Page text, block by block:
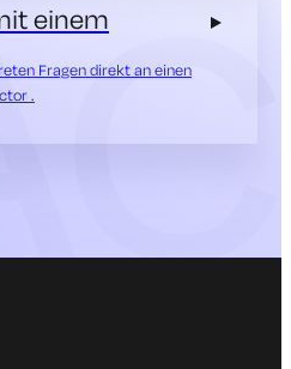
einem
Fragen direkt an einen
.